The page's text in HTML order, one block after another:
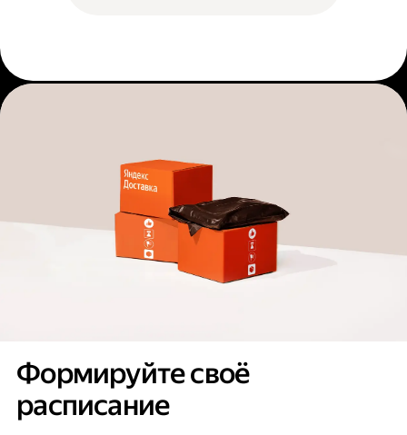
Формируйте своё
расписание